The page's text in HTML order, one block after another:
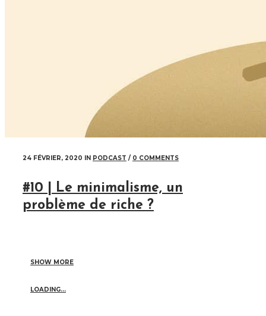
24 FÉVRIER, 2020 IN PODCAST / 0 COMMENTS
#10 | Le minimalisme, un
problème de riche ?
SHOW MORE
LOADING...